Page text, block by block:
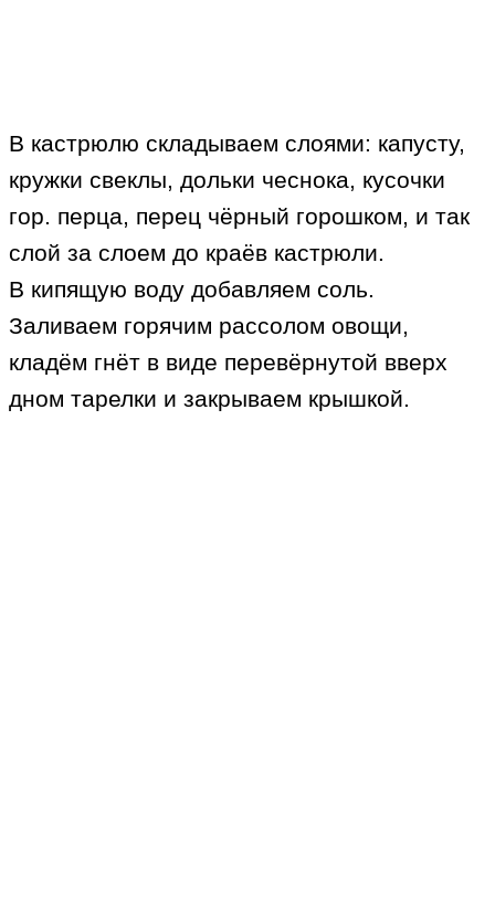
В кастрюлю складываем слоями: капусту,
кружки свеклы, дольки чеснока, кусочки
гор. перца, перец чёрный горошком, и так
слой за слоем до краёв кастрюли.
В кипящую воду добавляем соль.
Заливаем горячим рассолом овощи,
кладём гнёт в виде перевёрнутой вверх
дном тарелки и закрываем крышкой.